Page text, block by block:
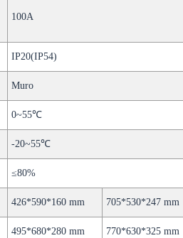
100A
IP20(IP54)
Muro
0~55℃
-20~55℃
≤80%
426*590*160 mm 705*530*247 mm
495*680*280 mm 770*630*325 mm